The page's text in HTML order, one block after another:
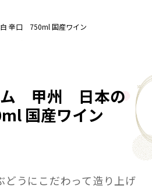
辛口 750ml 国産ワイン
ム 甲州 日本の
国産ワイン
どうにこだわって造り上げ